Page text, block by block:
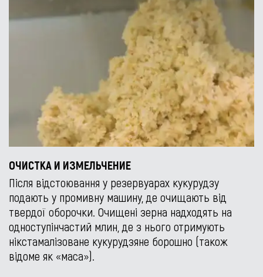
ОЧИСТКА И ИЗМЕЛЬЧЕНИЕ
Після відстоювання у резервуарах кукурудзу
подають у промивну машину, де очищають від
твердої оборочки. Очищені зерна надходять на
одноступінчастий млин, де з нього отримують
нікстамалізоване кукурудзяне борошно (також
відоме як «маса»).